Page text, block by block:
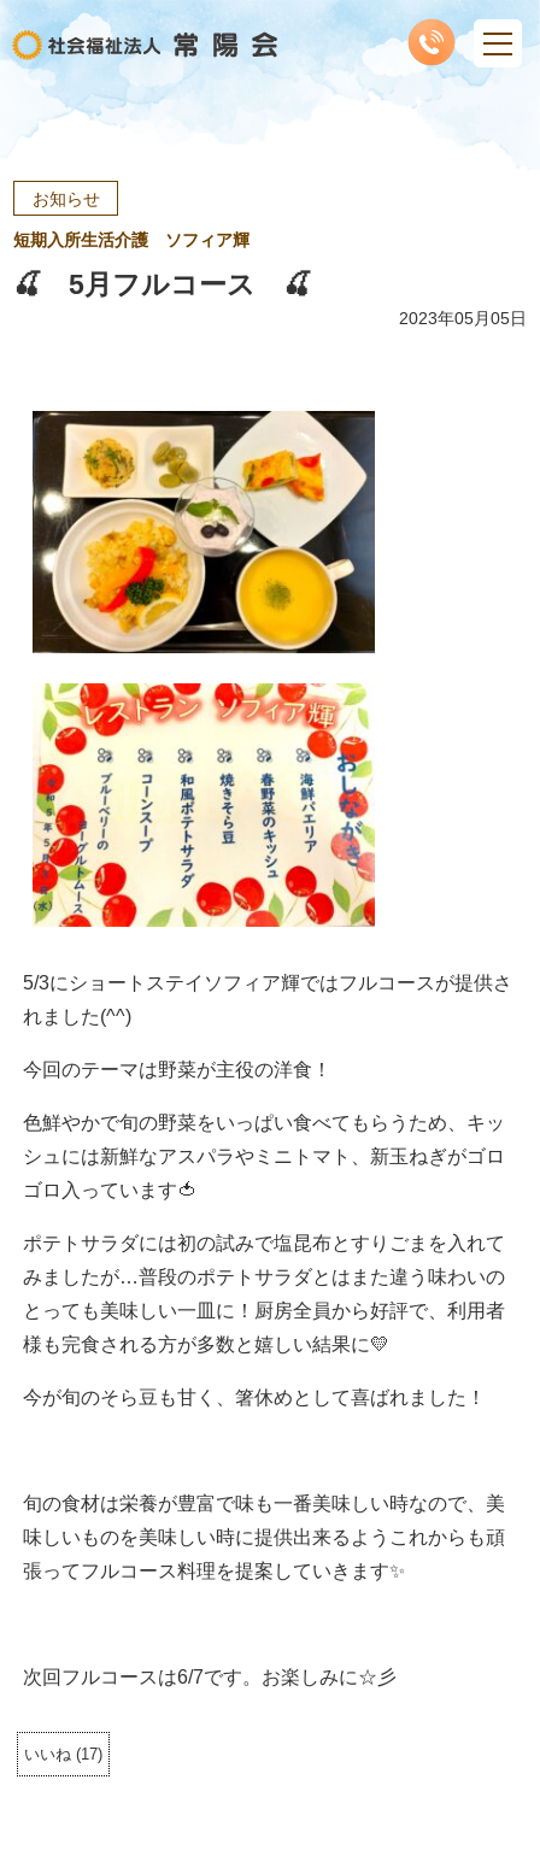
お知らせ
短期入所生活介護 ソフィア輝
🍒 5月フルコース 🍒
2023年05月05日
5/3にショートステイソフィア輝ではフルコースが提供さ
れました(^^)
今回のテーマは野菜が主役の洋食！
色鮮やかで旬の野菜をいっぱい食べてもらうため、キッ
シュには新鮮なアスパラやミニトマト、新玉ねぎがゴロ
ゴロ入っています🍅
ポテトサラダには初の試みで塩昆布とすりごまを入れて
みましたが…普段のポテトサラダとはまた違う味わいの
とっても美味しい一皿に！厨房全員から好評で、利用者
様も完食される方が多数と嬉しい結果に💛
今が旬のそら豆も甘く、箸休めとして喜ばれました！
旬の食材は栄養が豊富で味も一番美味しい時なので、美
味しいものを美味しい時に提供出来るようこれからも頑
張ってフルコース料理を提案していきます✨
次回フルコースは6/7です。お楽しみに☆彡
いいね (17)